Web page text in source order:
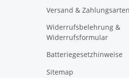
Versand & Zahlungsarten
Widerrufsbelehrung &
Widerrufsformular
Batteriegesetzhinweise
Sitemap